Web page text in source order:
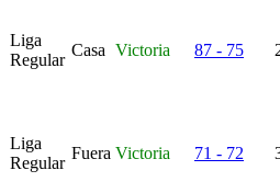
Liga
Regular
Casa Victoria 87 - 75
Liga
Regular
Fuera Victoria 71 - 72